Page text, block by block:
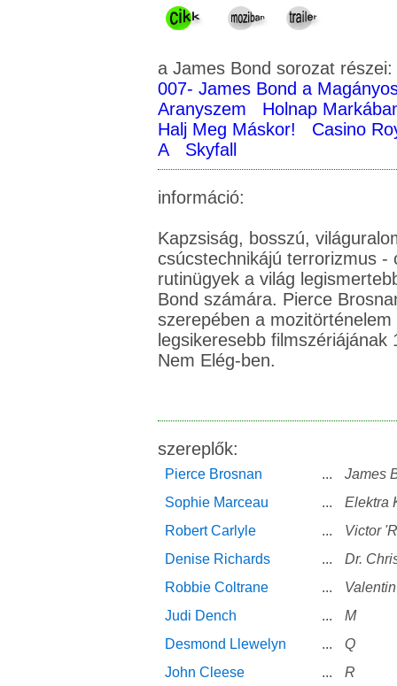
a James Bond sorozat részei:
007- James Bond a
Aranyszem
Holnap
Halj Meg Máskor!
Casino
A
Skyfall
információ:
Kapzsiság, bosszú,
csúcstechnikájú terrorizmus -
rutinügyek a világ
Bond számára. Pierce
szerepében a
legsikeresebb filmszériájának
Nem Elég-ben.
szereplők:
Pierce Brosnan ...
James
Sophie Marceau
...
Elektra
Robert Carlyle
...
Victor
Denise Richards
...
Dr.
Robbie Coltrane
...
Judi Dench
...
M
Desmond Llewelyn
...
Q
John Cleese
...
R